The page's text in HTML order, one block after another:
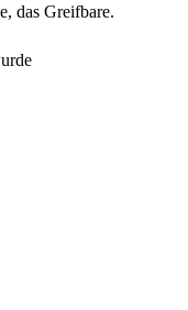
das Greifbare.